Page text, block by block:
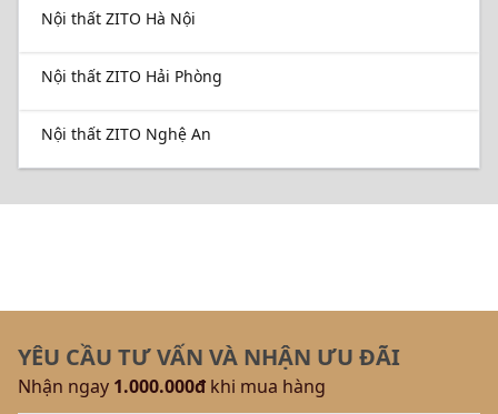
Nội thất ZITO Hà Nội
Nội thất ZITO Hải Phòng
Nội thất ZITO Nghệ An
YÊU CẦU TƯ VẤN VÀ NHẬN ƯU ĐÃI
Nhận ngay 1.000.000đ khi mua hàng